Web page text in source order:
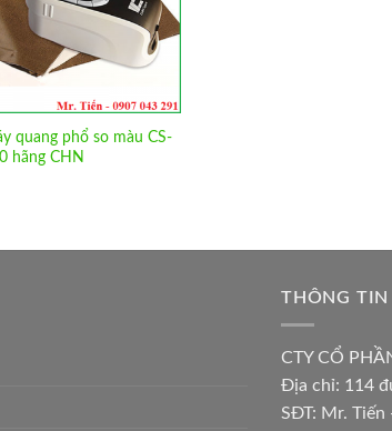
quang phổ so màu CS-
hãng CHN
THÔNG TIN
CTY CỔ
Địa chỉ: 114
SĐT: Mr. Tiến